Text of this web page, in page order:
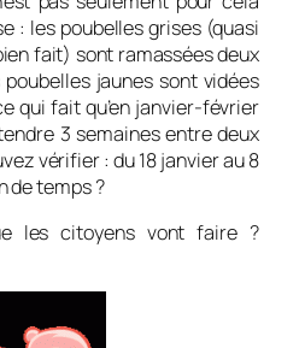
: les poubelles grises (quasi
fait) sont ramassées deux
jaunes sont vidées
qui fait qu’en janvier-février
3 semaines entre deux
vérifier : du 18 janvier au 8
de temps ?
les citoyens vont faire ?